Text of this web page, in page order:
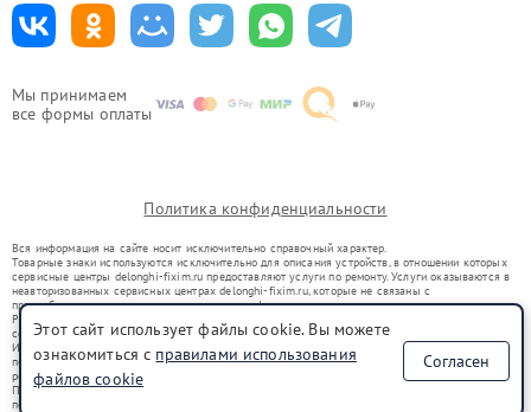
Мы принимаем
все формы оплаты
Политика конфиденциальности
Вся информация на сайте носит исключительно справочный характер.
Товарные знаки используются исключительно для описания устройств, в отношении которых
сервисные центры delonghi-fixim.ru предоставляют услуги по ремонту. Услуги оказываются в
неавторизованных сервисных центрах delonghi-fixim.ru, которые не связаны с
правообладателями товарных знаков или их официальными представителями.
Ремонт осуществляется для устройств, уже введенных в гражданский оборот в соответствии
со статьей 1487 ГК РФ.
Использование товарных знаков не преследует цели индивидуализации услуг или введения
потребителей в заблуждение, а служит для информирования о предоставляемых услугах по
ремонту техники указанных брендов.
Представленная на сайте информация не является публичной офертой, определяемой
положениями Статьи 437(2) Гражданского кодекса РФ
Этот сайт использует файлы cookie. Вы можете
ознакомиться с правилами использования
файлов cookie
Согласен